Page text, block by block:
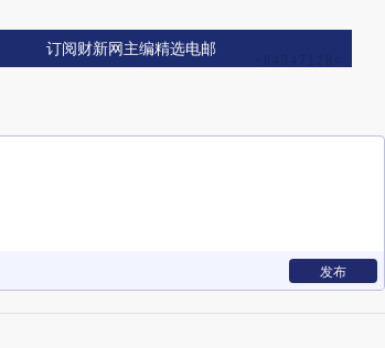
订阅财新网主编精选电邮
发布